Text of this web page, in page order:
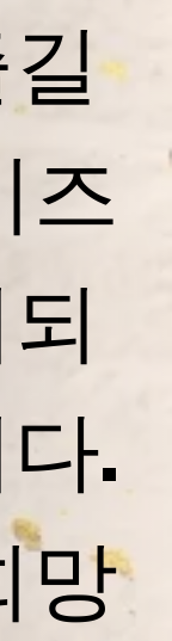
즈
.
망